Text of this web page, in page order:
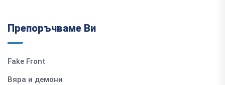
Препоръчваме Ви
Fake Front
Вяра и демони